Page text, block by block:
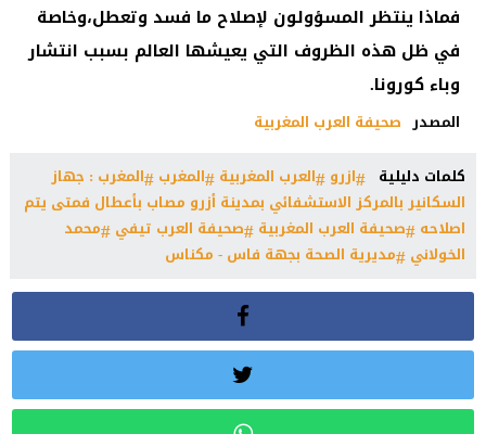
فماذا ينتظر المسؤولون لإصلاح ما فسد وتعطل،وخاصة
في ظل هذه الظروف التي يعيشها العالم بسبب انتشار
وباء كورونا.
المصدر صحيفة العرب المغربية
كلمات دليلية
ازرو العرب المغربية المغرب المغرب : جهاز
السكانير بالمركز الاستشفائي بمدينة أزرو مصاب بأعطال فمتى يتم
اصلاحه صحيفة العرب المغربية صحيفة العرب تيفي محمد
الخولاني مديرية الصحة بجهة فاس - مكناس